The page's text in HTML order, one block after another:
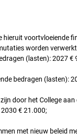
hieruit voortvloeiende
worden
(lasten): 2027
bedragen (lasten):
door het College
€ 21.000;
met nieuw beleid